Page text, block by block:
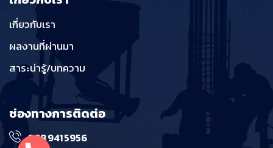
เกี่ยวกับเรา
ผลงานที่ผ่านมา
สาระน่ารู้/บทความ
ช่องทางการติดต่อ
098 941 5956